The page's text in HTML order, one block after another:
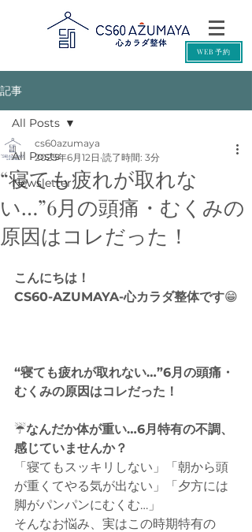
WEB予約
記事
All Posts
Newsletter
All Posts
“寝ても疲れが取れな
い…”6月の頭痛・むくみの
原因はコレだった！
cs60azumaya
2025年6月12日 読了時間: 3分
こんにちは！
CS60-AZUMAYA-心カラダ整体です😁
“寝ても疲れが取れない…”6月の頭痛・
むくみの原因はコレだった！
☔️なんだか体が重い…6月特有の不調、
感じていませんか？
「寝てもスッキリしない」「朝から頭
が重くてやる気が出ない」「夕方には
脚がパンパンにむくむ…」
そんなお悩み、実はこの時期特有の